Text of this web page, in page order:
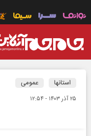
استانها عمومی
۲۵ آذر ۱۴۰۳ - ۱۲:۵۴